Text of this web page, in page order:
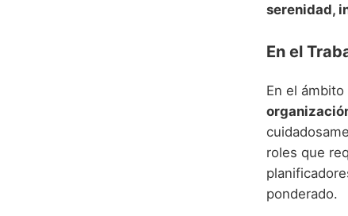
serenidad,
En el
En el
roles que
ponderado.